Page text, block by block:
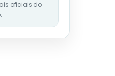
oficiais do